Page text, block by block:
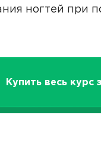
ногтей при
Купить весь курс